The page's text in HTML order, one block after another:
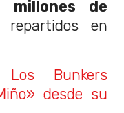
millones de
en
Los Bunkers
desde su